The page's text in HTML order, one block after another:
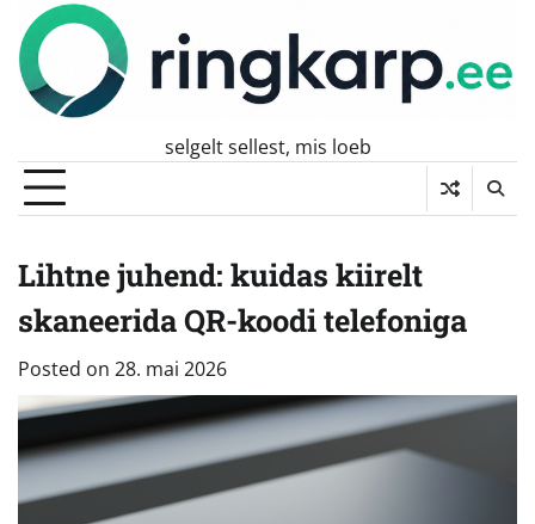
Skip
content
selgelt sellest, mis loeb
Lihtne juhend: kuidas kiirelt
skaneerida QR-koodi telefoniga
Posted on 28. mai 2026